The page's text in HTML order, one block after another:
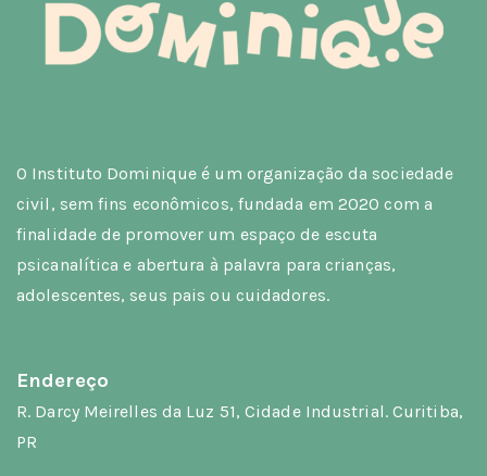
O Instituto Dominique é um organização da sociedade
civil, sem fins econômicos, fundada em 2020 com a
finalidade de promover um espaço de escuta
psicanalítica e abertura à palavra para crianças,
adolescentes, seus pais ou cuidadores.
Endereço
R. Darcy Meirelles da Luz 51, Cidade Industrial. Curitiba,
PR